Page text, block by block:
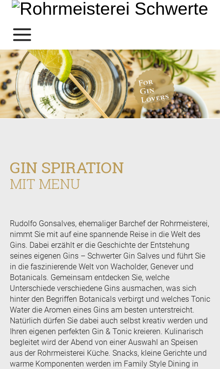
GIN SPIRATION
MIT MENU
Rudolfo Gonsalves, ehemaliger Barchef der Rohrmeisterei,
nimmt Sie mit auf eine spannende Reise in die Welt des
Gins. Dabei erzählt er die Geschichte der Entstehung
seines eigenen Gins – Schwerter Gin Salves und führt Sie
in die faszinierende Welt von Wacholder, Genever und
Botanicals. Gemeinsam entdecken Sie, welche
Unterschiede verschiedene Gins ausmachen, was sich
hinter den Begriffen Botanicals verbirgt und welches Tonic
Water die Aromen eines Gins am besten unterstreicht.
Natürlich dürfen Sie dabei auch selbst kreativ werden und
Ihren eigenen perfekten Gin & Tonic kreieren. Kulinarisch
begleitet wird der Abend von einer Auswahl an Speisen
aus der Rohrmeisterei Küche. Snacks, kleine Gerichte und
warme Komponenten werden im Family Style Dining in